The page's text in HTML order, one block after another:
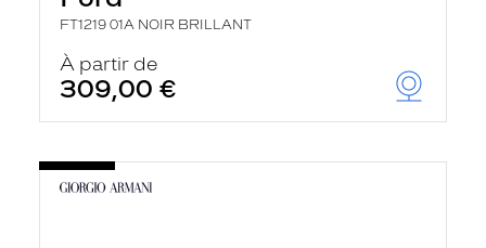
FT1219 01A NOIR BRILLANT
À partir de
309,00 €